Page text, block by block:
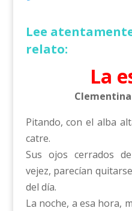
Lee
relato:
La
Clementina
Pitando, con el alba
catre.
Sus ojos cerrados
vejez, parecían
del día.
La noche, a esa hora,